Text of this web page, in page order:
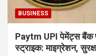
BUSINESS
Paytm UPI पेमेंट्स बैंक
स्ट्राइक: माइग्रेशन,